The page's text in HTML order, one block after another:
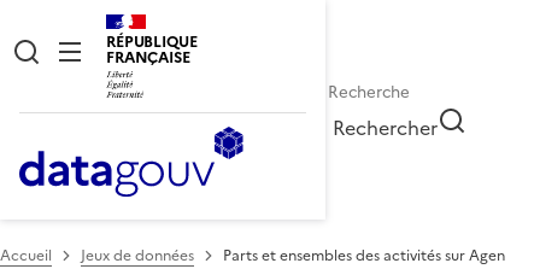
RÉPUBLIQUE
FRANÇAISE
Rechercher
Accueil Jeux de données Parts et ensembles des activités sur Agen